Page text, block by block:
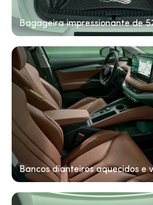
Bagageira impressionante de
Bancos dianteiros aquecidos e